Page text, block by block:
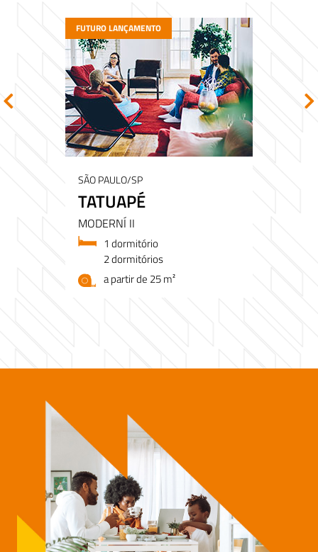
SÃO PAULO/SP
TATUAPÉ
MODERNÍ II
1 dormitório
2 dormitórios
a partir de 25 m²
FUTURO LANÇAMENTO